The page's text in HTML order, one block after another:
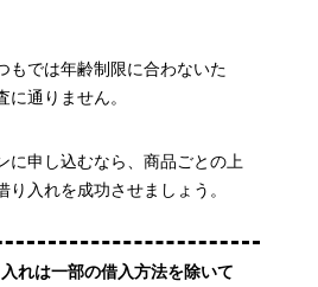
もでは年齢制限に合わないた
に通りません。
に申し込むなら、商品ごとの上
り入れを成功させましょう。
れは一部の借入方法を除いて